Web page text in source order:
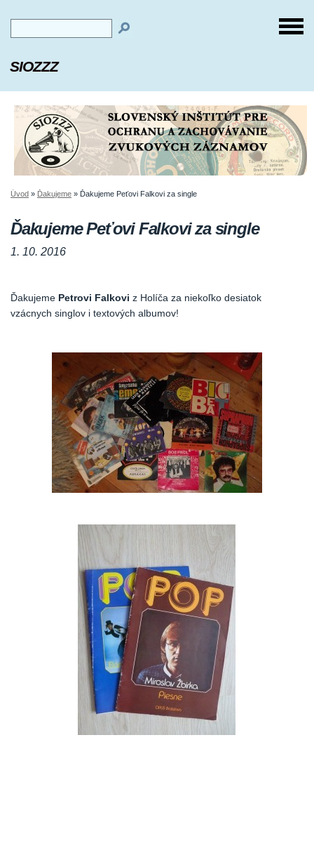
SIOZZZ
Úvod » Ďakujeme » Ďakujeme Peťovi Falkovi za single
Ďakujeme Peťovi Falkovi za single
1. 10. 2016
Ďakujeme Petrovi Falkovi z Holíča za niekoľko desiatok
vzácnych singlov i textových albumov!